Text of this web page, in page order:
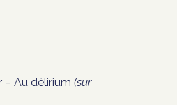
– Au délirium (sur